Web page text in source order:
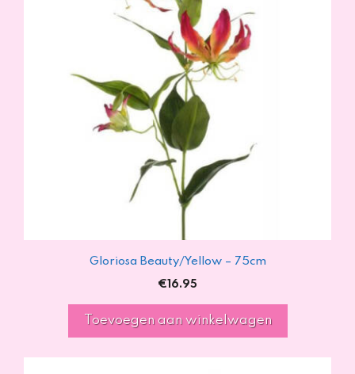
Gloriosa Beauty/Yellow – 75cm
€ 16.95
Toevoegen aan winkelwagen